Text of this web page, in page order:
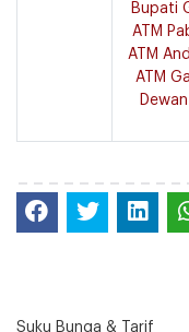
Bupati
ATM
ATM
ATM
Suku Bunga & Tarif